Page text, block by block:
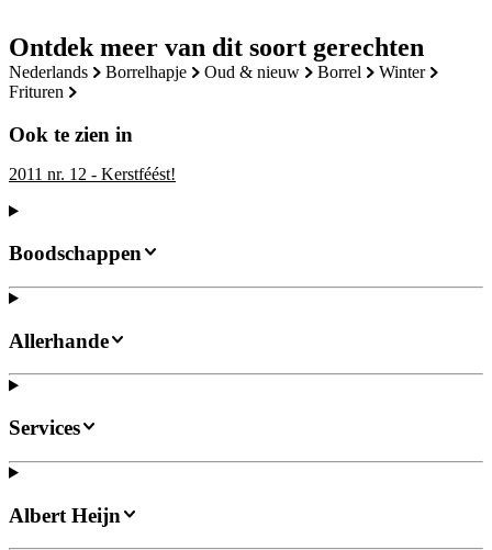
Ontdek meer van dit soort gerechten
nederlands borrelhapje oud & nieuw borrel
winter
frituren
Ook te zien in
2011 nr. 12 - Kerstféést!
Boodschappen
Allerhande
Services
Albert Heijn